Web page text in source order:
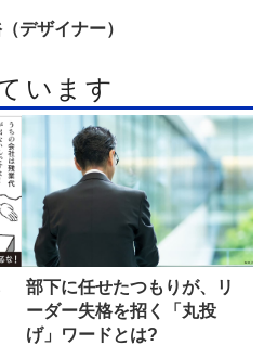
デザイナー）
います
部下に任せたつもりが、リ
ーダー失格を招く「丸投
げ」ワードとは?